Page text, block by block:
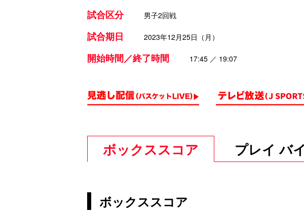
試合区分 男子2回戦
試合期日 2023年12月25日（月）
開始時間／終了時間 17:45 ／ 19:07
ボックススコア プレイ バ
ボックススコア